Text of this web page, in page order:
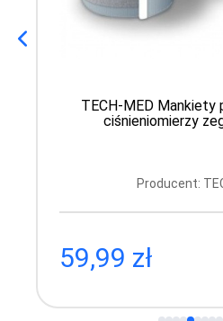
TECH-MED Mankiety
ciśnieniomierzy
Producent:
59,99 zł